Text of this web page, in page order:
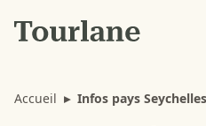
Accueil ▸ Infos pays Seychelles